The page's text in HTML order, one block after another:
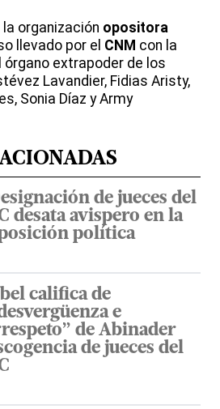
organización opositora
llevado por el CNM con la
órgano extrapoder de los
Lavandier, Fidias Aristy,
Sonia Díaz y Army
de jueces del
desata avispero en la
política
califica de
e
de Abinader
de jueces del